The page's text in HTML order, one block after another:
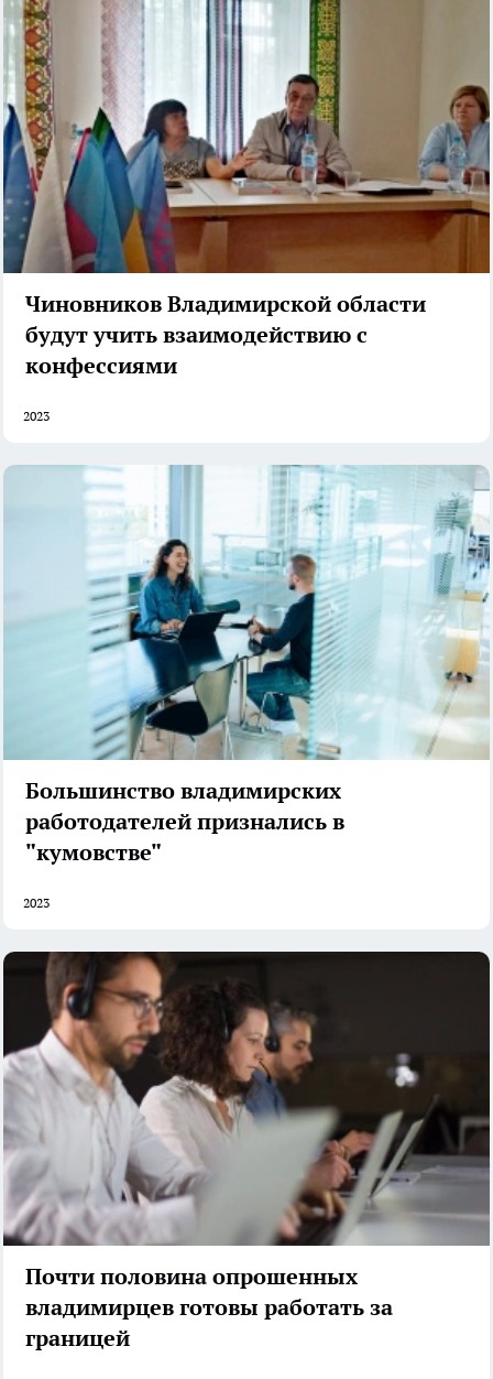
Чиновников Владимирской области
будут учить взаимодействию с
конфессиями
2023
Большинство владимирских
работодателей признались в
"кумовстве"
2023
Почти половина опрошенных
владимирцев готовы работать за
границей